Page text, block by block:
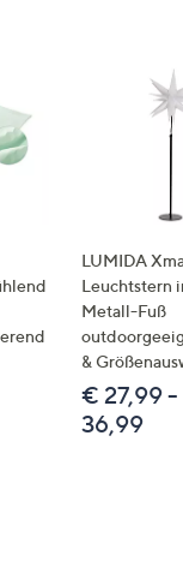
LUMIDA
Leuchtstern
Metall-Fuß
&
€ 27,99
36,99